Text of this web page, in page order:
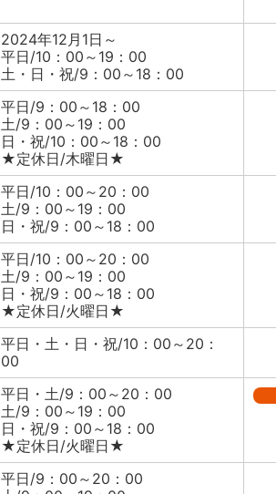
2024年12月1日～
平日/10：00～19：00
土・日・祝/9：00～18：00
平日/9：00～18：00
土/9：00～19：00
日・祝/10：00～18：00
★定休日/木曜日★
平日/10：00～20：00
土/9：00～19：00
日・祝/9：00～18：00
平日/10：00～20：00
土/9：00～19：00
日・祝/9：00～18：00
★定休日/火曜日★
平日・土・日・祝/10：00～20：
00
平日・土/9：00～20：00
土/9：00～19：00
日・祝/9：00～18：00
★定休日/火曜日★
平日/9：00～20：00